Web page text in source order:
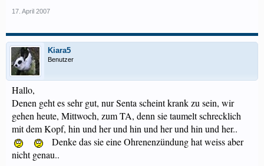
17. April 2007
Kiara5
Benutzer
Hallo,
Denen geht es sehr gut, nur Senta scheint krank zu sein, wir
gehen heute, Mittwoch, zum TA, denn sie taumelt schrecklich
mit dem Kopf, hin und her und hin und her und hin und her..
Denke das sie eine Ohrenenzündung hat weiss aber
nicht genau..